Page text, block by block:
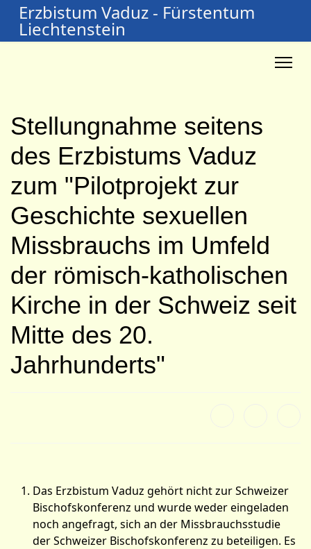
Erzbistum Vaduz - Fürstentum
Liechtenstein
Stellungnahme seitens
des Erzbistums Vaduz
zum "Pilotprojekt zur
Geschichte sexuellen
Missbrauchs im Umfeld
der römisch-katholischen
Kirche in der Schweiz seit
Mitte des 20.
Jahrhunderts"
Das Erzbistum Vaduz gehört nicht zur Schweizer
Bischofskonferenz und wurde weder eingeladen
noch angefragt, sich an der Missbrauchsstudie
der Schweizer Bischofskonferenz zu beteiligen. Es